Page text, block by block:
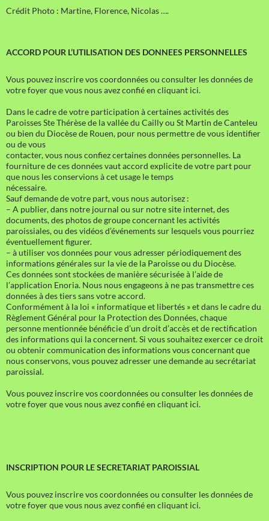
Crédit Photo : Martine, Florence, Nicolas ….
ACCORD POUR L’UTILISATION DES DONNEES PERSONNELLES
Vous pouvez inscrire vos coordonnées ou consulter les données de
votre foyer que vous nous avez confié en cliquant ici.
Dans le cadre de votre participation à certaines activités des
Paroisses Ste Thérèse de la vallée du Cailly ou St Martin de Canteleu
ou bien du Diocèse de Rouen, pour nous permettre de vous identifier
ou de vous
contacter, vous nous confiez certaines données personnelles. La
fourniture de ces données vaut accord explicite de votre part pour
que nous les conservions à cet usage le temps
nécessaire.
Sauf demande de votre part, vous nous autorisez :
– A publier, dans notre journal ou sur notre site internet, des
documents, des photos de groupe concernant les activités
paroissiales, ou des vidéos d’événements sur lesquels vous pourriez
éventuellement figurer.
– à utiliser vos données pour vous adresser périodiquement des
informations générales sur la vie de la Paroisse ou du Diocèse.
Ces données sont stockées de manière sécurisée à l’aide de
l’application Enoria. Nous nous engageons à ne pas transmettre ces
données à des tiers sans votre accord.
Conformément à la loi « informatique et libertés » et dans le cadre du
Règlement Général pour la Protection des Données, chaque
personne mentionnée bénéficie d’un droit d’accès et de rectification
des informations qui la concernent. Si vous souhaitez exercer ce droit
ou obtenir communication des informations vous concernant que
nous conservons, vous pouvez adresser une demande au secrétariat
paroissial.
Vous pouvez inscrire vos coordonnées ou consulter les données de
votre foyer que vous nous avez confié en cliquant ici.
INSCRIPTION POUR LE SECRETARIAT PAROISSIAL
Vous pouvez inscrire vos coordonnées ou consulter les données de
votre foyer que vous nous avez confié en cliquant ici.